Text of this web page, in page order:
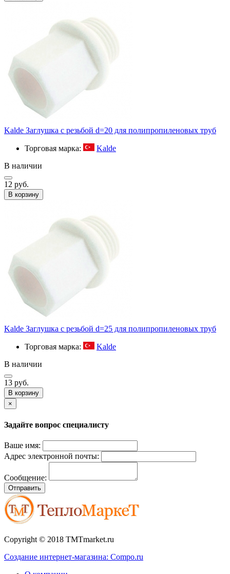
Kalde Заглушка с резьбой d=20 для полипропиленовых труб
Торговая марка:
Kalde
В наличии
12 руб.
В корзину
Kalde Заглушка с резьбой d=25 для полипропиленовых труб
Торговая марка:
Kalde
В наличии
13 руб.
В корзину
×
Задайте вопрос специалисту
Ваше имя:
Адрес электронной почты:
Сообщение:
Отправить
Copyright © 2018 TMTmarket.ru
Создание интернет-магазина: Compo.ru